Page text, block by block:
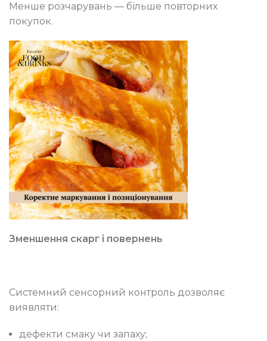
Менше розчарувань — більше повторних
покупок.
Зменшення скарг і повернень
Системний сенсорний контроль дозволяє
виявляти:
дефекти смаку чи запаху;